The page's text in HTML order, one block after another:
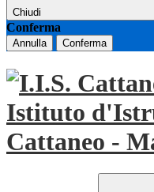
Chiudi
Conferma
Annulla Conferma
Istituto
Cattaneo -